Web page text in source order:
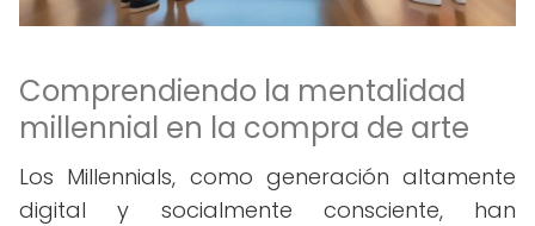
Comprendiendo la mentalidad
millennial en la compra de arte
Los Millennials, como generación altamente
digital y socialmente consciente, han